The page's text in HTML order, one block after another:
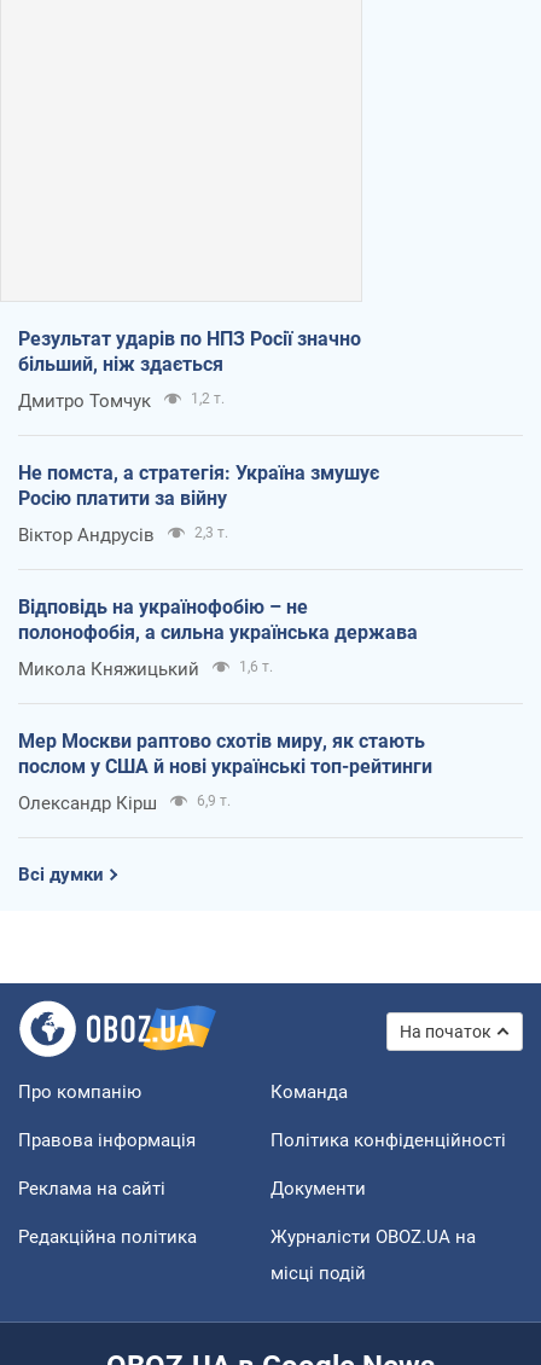
Результат ударів по НПЗ Росії значно
більший, ніж здається
Дмитро Томчук 1,2 т.
Не помста, а стратегія: Україна змушує
Росію платити за війну
Віктор Андрусів 2,3 т.
Відповідь на українофобію – не
полонофобія, а сильна українська держава
Микола Княжицький 1,6 т.
Мер Москви раптово схотів миру, як стають
послом у США й нові українські топ-рейтинги
Олександр Кірш 6,9 т.
Всі думки
На початок
Про компанію Команда
Правова інформація Політика конфіденційності
Реклама на сайті Документи
Редакційна політика
Журналісти OBOZ.UA на
місці подій